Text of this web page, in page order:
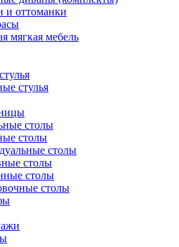
и оттоманки
мягкая мебель
стулья
столы
столы
столы
столы
столы
столы